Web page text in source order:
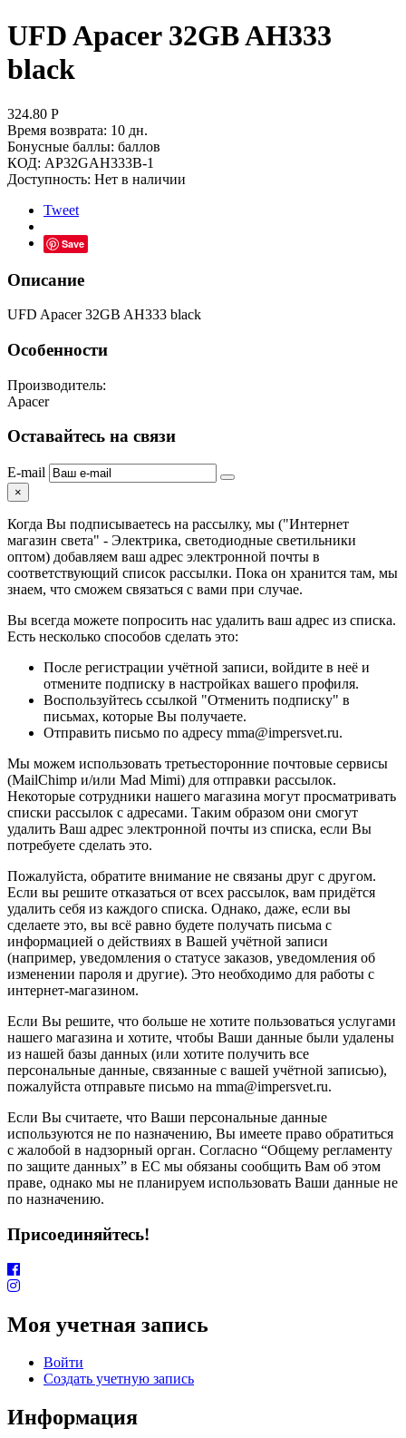
UFD Apacer 32GB AH333
black
324.80 Р
Время возврата: 10 дн.
Бонусные баллы: баллов
КОД: AP32GAH333B-1
Доступность: Нет в наличии
Tweet
Save
Описание
UFD Apacer 32GB AH333 black
Особенности
Производитель:
Apacer
Оставайтесь на связи
E-mail
×
Когда Вы подписываетесь на рассылку, мы ("Интернет
магазин света" - Электрика, светодиодные светильники
оптом) добавляем ваш адрес электронной почты в
соответствующий список рассылки. Пока он хранится там, мы
знаем, что сможем связаться с вами при случае.
Вы всегда можете попросить нас удалить ваш адрес из списка.
Есть несколько способов сделать это:
После регистрации учётной записи, войдите в неё и
отмените подписку в настройках вашего профиля.
Воспользуйтесь ссылкой "Отменить подписку" в
письмах, которые Вы получаете.
Отправить письмо по адресу mma@impersvet.ru.
Мы можем использовать третьесторонние почтовые сервисы
(MailChimp и/или Mad Mimi) для отправки рассылок.
Некоторые сотрудники нашего магазина могут просматривать
списки рассылок с адресами. Таким образом они смогут
удалить Ваш адрес электронной почты из списка, если Вы
потребуете сделать это.
Пожалуйста, обратите внимание не связаны друг с другом.
Если вы решите отказаться от всех рассылок, вам придётся
удалить себя из каждого списка. Однако, даже, если вы
сделаете это, вы всё равно будете получать письма с
информацией о действиях в Вашей учётной записи
(например, уведомления о статусе заказов, уведомления об
изменении пароля и другие). Это необходимо для работы с
интернет-магазином.
Если Вы решите, что больше не хотите пользоваться услугами
нашего магазина и хотите, чтобы Ваши данные были удалены
из нашей базы данных (или хотите получить все
персональные данные, связанные с вашей учётной записью),
пожалуйста отправьте письмо на mma@impersvet.ru.
Если Вы считаете, что Ваши персональные данные
используются не по назначению, Вы имеете право обратиться
с жалобой в надзорный орган. Согласно “Общему регламенту
по защите данных” в ЕС мы обязаны сообщить Вам об этом
праве, однако мы не планируем использовать Ваши данные не
по назначению.
Присоединяйтесь!
Моя учетная запись
Войти
Создать учетную запись
Информация